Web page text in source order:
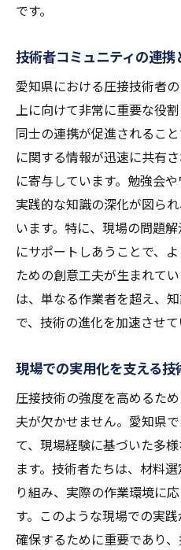
です。
技術者コミュニティの連携
愛知県における圧接技術者
上に向けて非常に重要な役
同士の連携が促進されるこ
に関する情報が迅速に共有
に寄与しています。勉強会
実践的な知識の深化が図ら
います。特に、現場の問題
にサポートしあうことで、
ための創意工夫が生まれて
は、単なる作業者を超え、
で、技術の進化を加速させて
現場での実用化を支える技
圧接技術の強度を高めるた
夫が欠かせません。愛知県
て、現場経験に基づいた多
ます。技術者たちは、材料
り組み、実際の作業環境に
す。このような現場での実
確保するために重要であり